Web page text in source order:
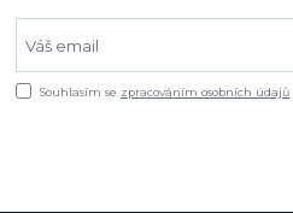
Souhlasím se zpracováním osobních údajů